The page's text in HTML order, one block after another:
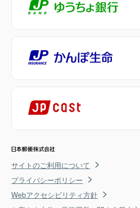
サイトのご利用について
プライバシーポリシー
Webアクセシビリティ方針